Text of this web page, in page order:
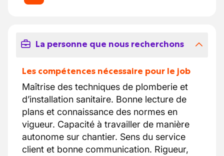
La personne que nous recherchons
Les compétences nécessaire pour le job
Maîtrise des techniques de plomberie et
d’installation sanitaire. Bonne lecture de
plans et connaissance des normes en
vigueur. Capacité à travailler de manière
autonome sur chantier. Sens du service
client et bonne communication. Rigueur,